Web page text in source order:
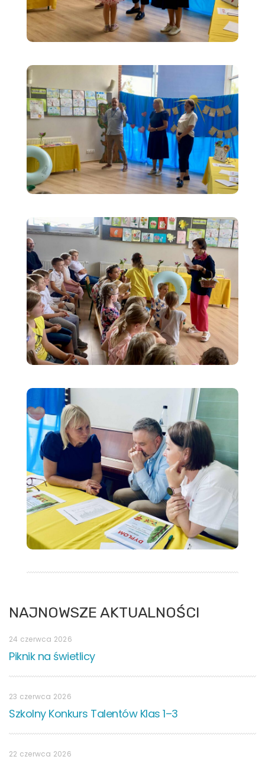
NAJNOWSZE AKTUALNOŚCI
24 czerwca 2026
Piknik na świetlicy
23 czerwca 2026
Szkolny Konkurs Talentów Klas 1–3
22 czerwca 2026